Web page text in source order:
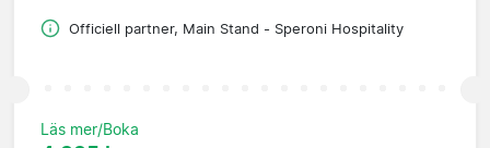
Officiell partner, Main Stand - Speroni Hospitality
Läs mer/Boka